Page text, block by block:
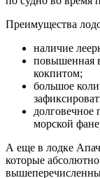
Преимущества
наличие
повышенная
кокпитом;
большое
долговечное
морской
А еще в лодке
которые